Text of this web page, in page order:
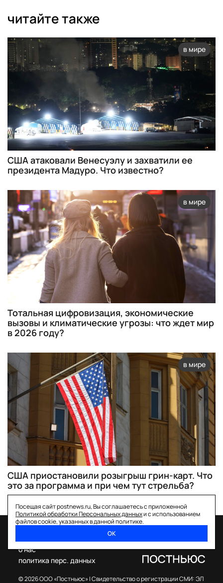
читайте также
в мире
США атаковали Венесуэлу и захватили ее
президента Мадуро. Что известно?
в мире
Тотальная цифровизация, экономические
вызовы и климатические угрозы: что ждет мир
в 2026 году?
в мире
США приостановили розыгрыш грин-карт. Что
это за программа и при чем тут стрельба?
Посещая сайт postnews.ru, Вы соглашаетесь с приложенной
Политикой обработки Персональных данныхи с использованием
файлов cookie, указанных в данной политике.
ОК
© 2026 ООО «Постньюс» |Свидетельство о регистрации СМИ: ЭЛ
о нас
политика перс. данных